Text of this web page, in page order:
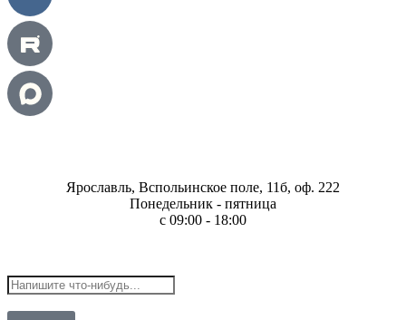
Ярославль, Вспольинское поле, 11б, оф. 222
Понедельник - пятница
с 09:00 - 18:00